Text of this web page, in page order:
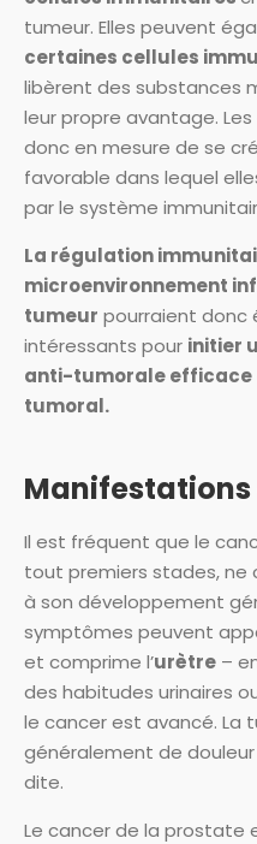
tumeur. Elles peuvent
certaines cellules
libèrent des substances
leur propre avantage.
donc en mesure de se
favorable dans lequel
par le système
La régulation
microenvironnement
tumeur pourraient donc
intéressants pour initier
anti-tumorale efficace
tumoral.
Il est fréquent que le
tout premiers stades, ne
à son développement
symptômes peuvent
et comprime l’urètre –
des habitudes urinaires
le cancer est avancé. La
généralement de
dite.
Le cancer de la prostate